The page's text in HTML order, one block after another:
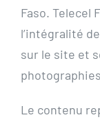
Faso. Telecel
l’intégralité
sur le site et
Le contenu